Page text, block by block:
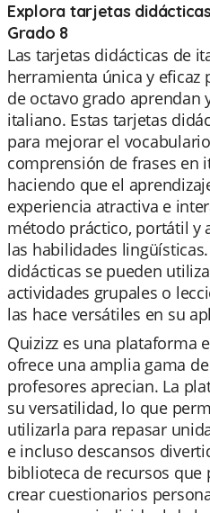
Explora tarjetas
Grado 8
Las tarjetas didácticas de
herramienta única y eficaz
de octavo grado
italiano. Estas tarjetas
para mejorar el
comprensión de frases en
haciendo que el
experiencia atractiva e
método práctico, portátil y
las habilidades
didácticas se pueden
actividades grupales o
las hace versátiles en su
Quizizz es una plataforma
ofrece una amplia gama
profesores aprecian. La
su versatilidad, lo que
utilizarla para repasar
e incluso descansos
biblioteca de recursos
crear cuestionarios